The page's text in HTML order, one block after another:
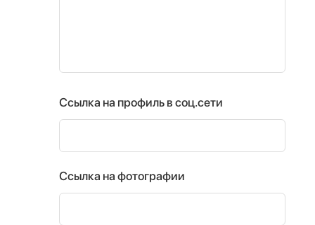
Ссылка на профиль в соц.сети
Ссылка на фотографии